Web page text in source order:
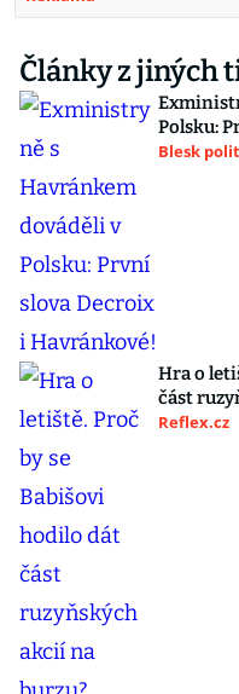
Články z jiných
Polsku:
Blesk
Hra o
část
Reflex.cz